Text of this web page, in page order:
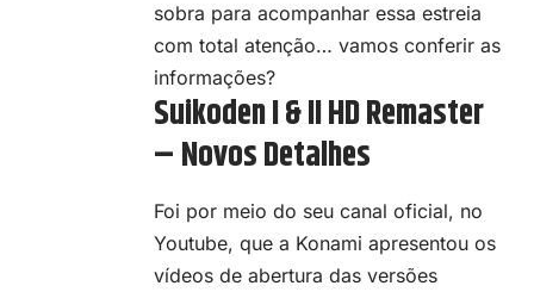
sobra para acompanhar essa estreia
com total atenção… vamos conferir as
informações?
Suikoden I & II HD Remaster
– Novos Detalhes
Foi por meio do seu canal oficial, no
Youtube, que a Konami apresentou os
vídeos de abertura das versões